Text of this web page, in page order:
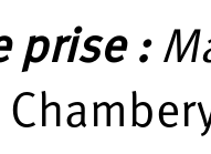
prise :